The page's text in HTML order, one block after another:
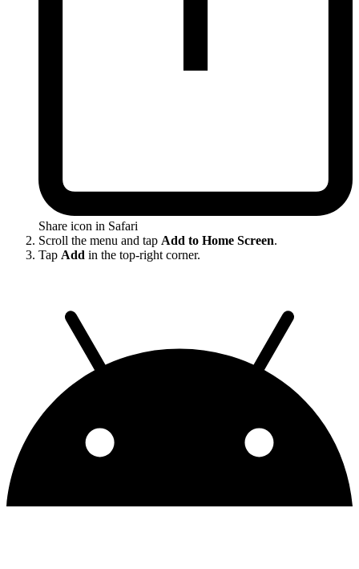
Share icon in Safari
Scroll the menu and tap Add to Home Screen.
Tap Add in the top-right corner.